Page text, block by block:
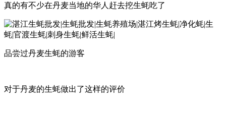
真的有不少在丹麦当地的华人赶去挖生蚝吃了
品尝过丹麦生蚝的游客
对于丹麦的生蚝做出了这样的评价